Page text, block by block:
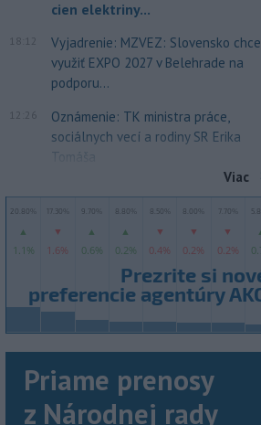
cien elektriny...
18:12
Vyjadrenie: MZVEZ: Slovensko chce
využiť EXPO 2027 v Belehrade na
podporu...
12:26
Oznámenie: TK ministra práce,
sociálnych vecí a rodiny SR Erika
Tomáša
Viac
Priame prenosy
z Národnej rady